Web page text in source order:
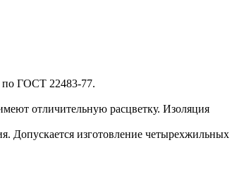
по ГОСТ 22483-77.
отличительную расцветку. Изоляция
Допускается изготовление четырехжильных